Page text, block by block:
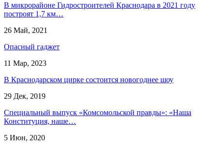
В микрорайоне Гидростроителей Краснодара в 2021 году
построят 1,7 км…
26 Май, 2021
Опасный гаджет
11 Мар, 2023
В Краснодарском цирке состоится новогоднее шоу
29 Дек, 2019
Специальный выпуск «Комсомольской правды»: «Наша
Конституция, наше…
5 Июн, 2020